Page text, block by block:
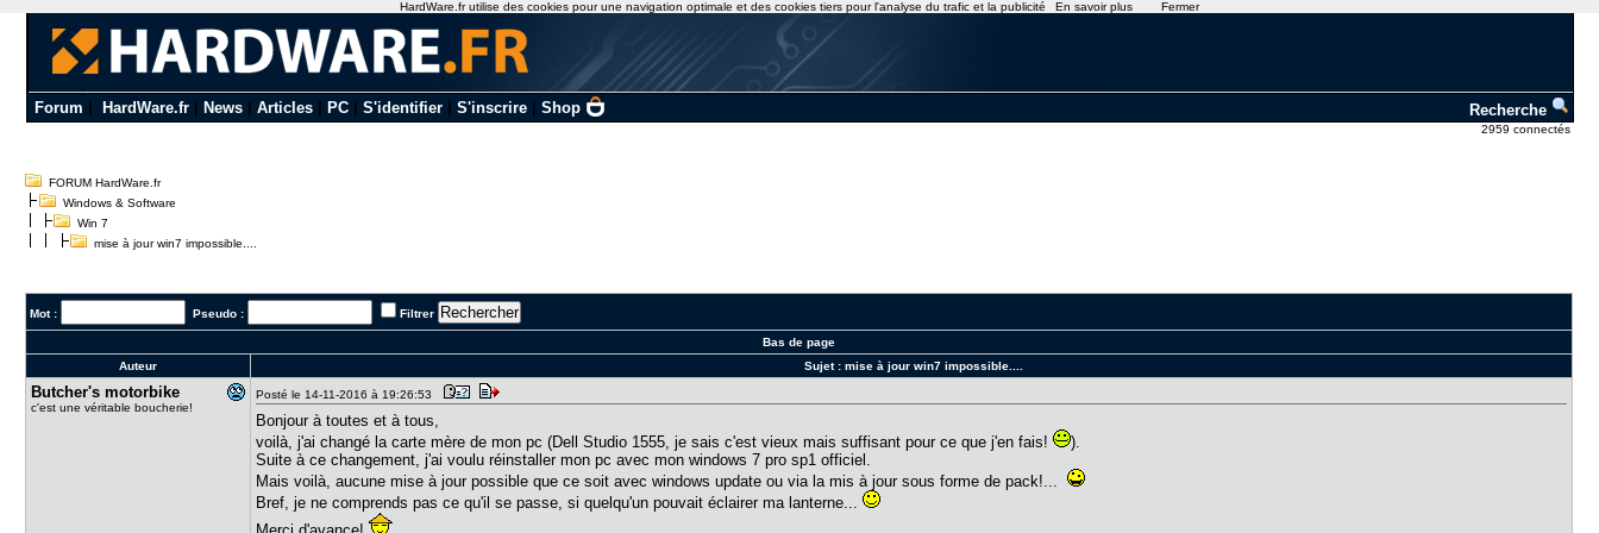
Forum HardWare.fr| News| Articles| PC| S'identifier| S'inscrire| Shop Recherche
2959 connectés
FORUM HardWare.fr
Windows & Software
Win 7
mise à jour win7 impossible....
Mot : Pseudo : Filtrer
Bas de page
Auteur
Sujet : mise à jour win7 impossible....
Butcher's ​motorbike
c'est une véritable boucherie!
Posté le 14-11-2016 à 19:26:53
Bonjour à toutes et à tous,
voilà, j'ai changé la carte mère de mon pc (Dell Studio 1555, je sais c'est vieux mais suffisant pour ce que j'en fais!
).
Suite à ce changement, j'ai voulu réinstaller mon pc avec mon windows 7 pro sp1 officiel.
Mais voilà, aucune mise à jour possible que ce soit avec windows update ou via la mis à jour sous forme de pack!...
Bref, je ne comprends pas ce qu'il se passe, si quelqu'un pouvait éclairer ma lanterne...
HardWare.fr utilise des cookies pour une navigation optimale et des cookies tiers pour l'analyse du trafic et la publicité En savoir plus Fermer